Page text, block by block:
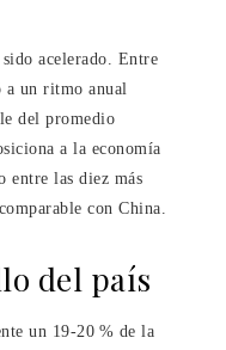
acelerado. Entre
un ritmo anual
del promedio
a la economía
entre las diez más
con China.
del país
un 19‑20 % de la